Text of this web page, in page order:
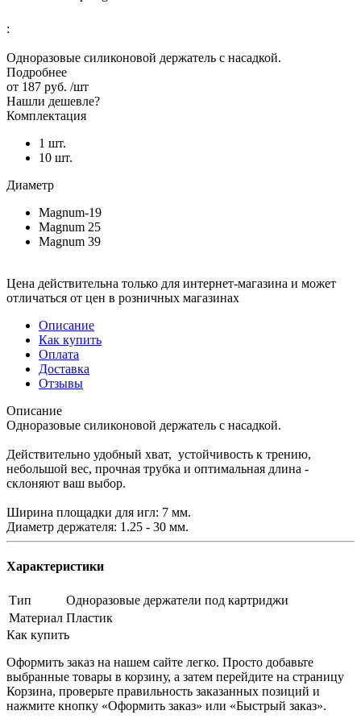
:
Одноразовые силиконовой держатель с насадкой.
Подробнее
от 187 руб. /шт
Нашли дешевле?
Комплектация
1 шт.
10 шт.
Диаметр
Magnum-19
Magnum 25
Magnum 39
Цена действительна только для интернет-магазина и может
отличаться от цен в розничных магазинах
Описание
Как купить
Оплата
Доставка
Отзывы
Описание
Одноразовые силиконовой держатель с насадкой.
Действительно удобный хват, устойчивость к трению,
небольшой вес, прочная трубка и оптимальная длина -
склоняют ваш выбор.
Ширина площадки для игл: 7 мм.
Диаметр держателя: 1.25 - 30 мм.
Характеристики
Тип
Одноразовые держатели под картриджи
Материал Пластик
Как купить
Оформить заказ на нашем сайте легко. Просто добавьте
выбранные товары в корзину, а затем перейдите на страницу
Корзина, проверьте правильность заказанных позиций и
нажмите кнопку «Оформить заказ» или «Быстрый заказ».